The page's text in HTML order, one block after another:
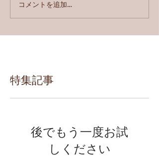
コメントを追加…
特集記事
後でもう一度お試
しください